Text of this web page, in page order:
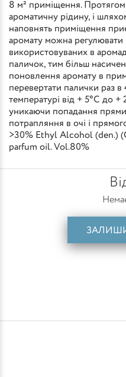
8 м² приміщення.
ароматичну рідину, і
наповнять приміщення
аромату можна регулювати
використовуваних в
паличок, тим більш
поновлення аромату в
перевертати палички раз в
температурі від + 5°С до
уникаючи попадання
потрапляння в очі і
>30% Ethyl Alcohol (den.)
parfum oil. Vol.80%